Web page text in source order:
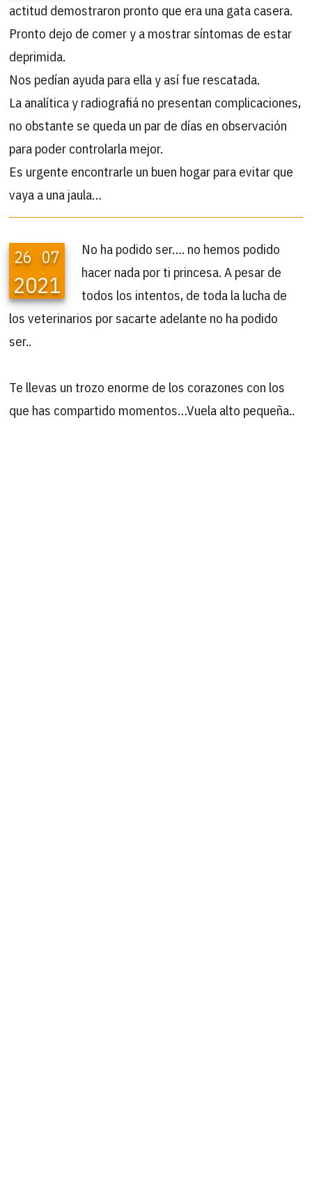
actitud demostraron pronto que era una gata casera.
Pronto dejo de comer y a mostrar síntomas de estar
deprimida.
Nos pedían ayuda para ella y así fue rescatada.
La analítica y radiografiá no presentan complicaciones,
no obstante se queda un par de días en observación
para poder controlarla mejor.
Es urgente encontrarle un buen hogar para evitar que
vaya a una jaula…
26 07
2021
No ha podido ser…. no hemos podido
hacer nada por ti princesa. A pesar de
todos los intentos, de toda la lucha de
los veterinarios por sacarte adelante no ha podido
ser..
Te llevas un trozo enorme de los corazones con los
que has compartido momentos…Vuela alto pequeña..